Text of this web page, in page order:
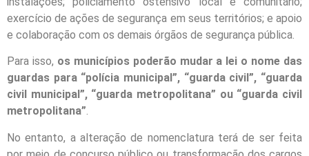
exercício de ações de segurança em seus territórios; e apoio
e colaboração com os demais órgãos de segurança pública.
Para isso, os municípios poderão mudar a lei o nome das
guardas para “polícia municipal”, “guarda civil”, “guarda
civil municipal”, “guarda metropolitana” ou “guarda civil
metropolitana”.
No entanto, a alteração de nomenclatura terá de ser feita